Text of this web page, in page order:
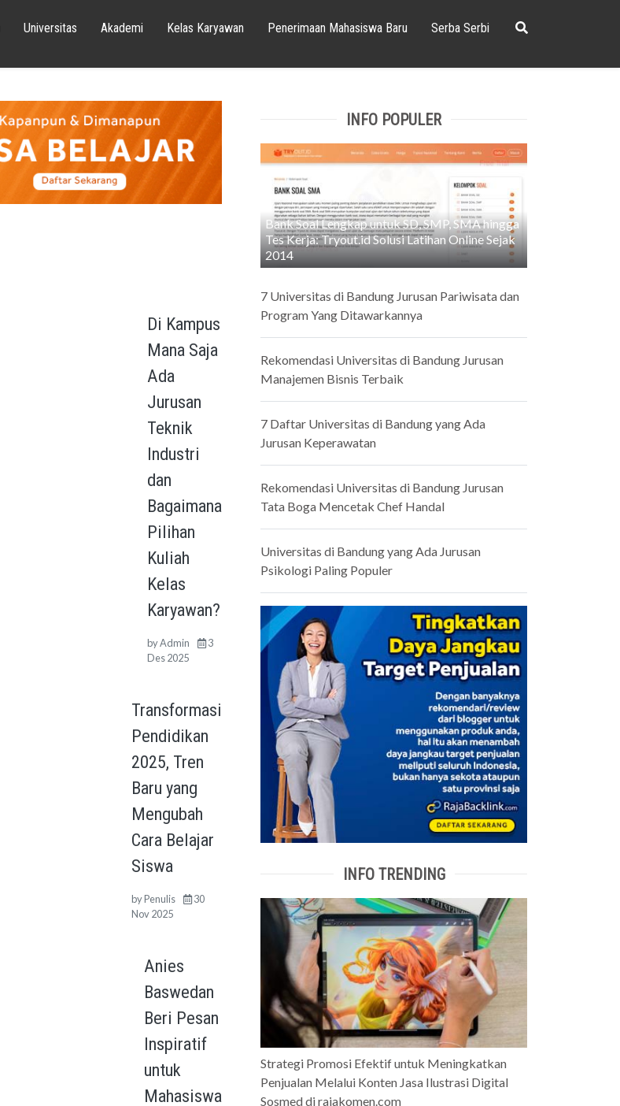
Universitas Akademi Kelas Karyawan Penerimaan Mahasiswa Baru Serba Serbi
Di Kampus
Mana Saja
Ada
Jurusan
Teknik
Industri
dan
Bagaimana
Pilihan
Kuliah
Kelas
Karyawan?
byAdmin
3
Des 2025
Transformasi
Pendidikan
2025, Tren
Baru yang
Mengubah
Cara Belajar
Siswa
byPenulis
30
Nov 2025
Anies
Baswedan
Beri Pesan
Inspiratif
untuk
Mahasiswa
INFO POPULER
Bank Soal Lengkap untuk SD, SMP, SMA hingga
Tes Kerja: Tryout.id Solusi Latihan Online Sejak
2014
7 Universitas di Bandung Jurusan Pariwisata dan
Program Yang Ditawarkannya
Rekomendasi Universitas di Bandung Jurusan
Manajemen Bisnis Terbaik
7 Daftar Universitas di Bandung yang Ada
Jurusan Keperawatan
Rekomendasi Universitas di Bandung Jurusan
Tata Boga Mencetak Chef Handal
Universitas di Bandung yang Ada Jurusan
Psikologi Paling Populer
INFO TRENDING
Strategi Promosi Efektif untuk Meningkatkan
Penjualan Melalui Konten Jasa Ilustrasi Digital
Sosmed di rajakomen.com